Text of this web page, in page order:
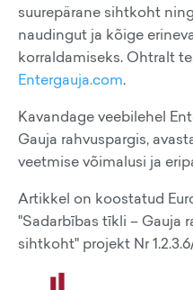
suurepärane sihtkoht
naudingut ja kõige
korraldamiseks. Ohtralt
Entergauja.com.
Kavandage veebilehel
Gauja rahvuspargis,
veetmise võimalusi ja
Artikkel on koostatud
"Sadarbības tīkli – Gauja
sihtkoht" projekt Nr